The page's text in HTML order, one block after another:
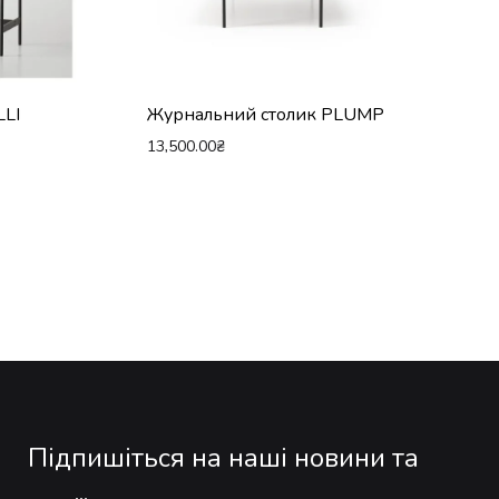
Журнальний столик PLUMP
13,500.00₴
Підпишіться на наші новини та